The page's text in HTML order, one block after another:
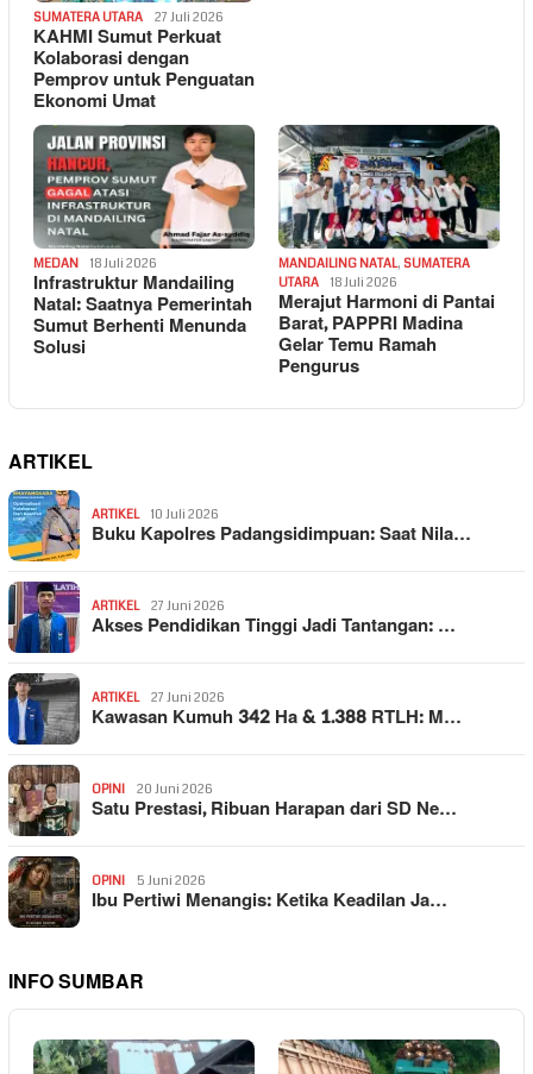
SUMATERA UTARA 27 Juli 2026
KAHMI Sumut Perkuat
Kolaborasi dengan
Pemprov untuk Penguatan
Ekonomi Umat
MEDAN 18 Juli 2026
Infrastruktur Mandailing
Natal: Saatnya Pemerintah
Sumut Berhenti Menunda
Solusi
MANDAILING NATAL, SUMATERA
UTARA
18 Juli 2026
Merajut Harmoni di Pantai
Barat, PAPPRI Madina
Gelar Temu Ramah
Pengurus
ARTIKEL
ARTIKEL 10 Juli 2026
Buku Kapolres Padangsidimpuan: Saat Nila…
ARTIKEL 27 Juni 2026
Akses Pendidikan Tinggi Jadi Tantangan: …
ARTIKEL 27 Juni 2026
Kawasan Kumuh 342 Ha & 1.388 RTLH: M…
OPINI 20 Juni 2026
Satu Prestasi, Ribuan Harapan dari SD Ne…
OPINI 5 Juni 2026
Ibu Pertiwi Menangis: Ketika Keadilan Ja…
INFO SUMBAR